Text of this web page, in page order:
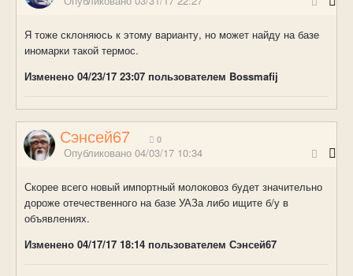
Я тоже склоняюсь к этому варианту, но может найду на базе
иномарки такой термос.
Изменено 04/23/17 23:07 пользователем Bossmafij
Сэнсей67 0
Опубликовано 04/03/17 10:34
Скорее всего новый импортный молоковоз будет значительно
дороже отечественного на базе УАЗа либо ищите б/у в
объявлениях.
Изменено 04/17/17 18:14 пользователем Сэнсей67